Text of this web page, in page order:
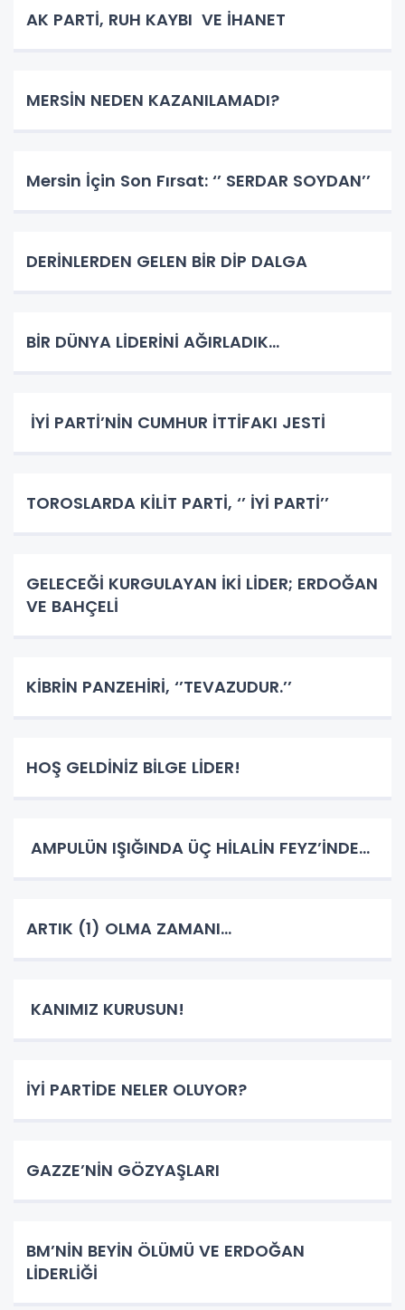
AK PARTİ, RUH KAYBI VE İHANET
MERSİN NEDEN KAZANILAMADI?
Mersin İçin Son Fırsat: ‘’ SERDAR SOYDAN’’
DERİNLERDEN GELEN BİR DİP DALGA
BİR DÜNYA LİDERİNİ AĞIRLADIK…
İYİ PARTİ’NİN CUMHUR İTTİFAKI JESTİ
TOROSLARDA KİLİT PARTİ, ‘’ İYİ PARTİ’’
GELECEĞİ KURGULAYAN İKİ LİDER; ERDOĞAN
VE BAHÇELİ
KİBRİN PANZEHİRİ, ‘’TEVAZUDUR.’’
HOŞ GELDİNİZ BİLGE LİDER!
AMPULÜN IŞIĞINDA ÜÇ HİLALİN FEYZ’İNDE…
ARTIK (1) OLMA ZAMANI…
KANIMIZ KURUSUN!
İYİ PARTİDE NELER OLUYOR?
GAZZE’NİN GÖZYAŞLARI
BM’NİN BEYİN ÖLÜMÜ VE ERDOĞAN
LİDERLİĞİ